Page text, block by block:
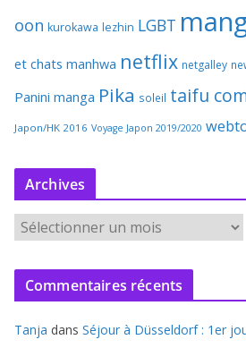
oon kurokawa lezhin LGBT
et chats manhwa netflix netgalley
Panini manga Pika soleil taifu
Japon/HK 2016 Voyage Japon 2019/2020
Archives
r
c
v
Commentaires récents
Tanja dans Séjour à Düsseldorf : 1er